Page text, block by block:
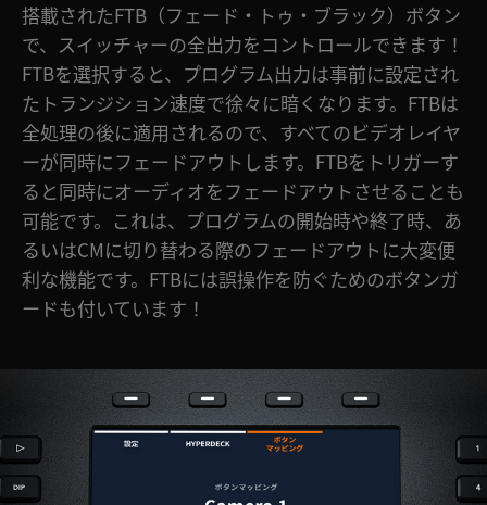
搭載されたFTB（フェード・トゥ・ブラック）ボタン
で、スイッチャーの全出力をコントロールできます！
FTBを選択すると、プログラム出力は事前に設定され
たトランジション速度で徐々に暗くなります。FTBは
全処理の後に適用されるので、すべてのビデオレイヤ
ーが同時にフェードアウトします。FTBをトリガーす
ると同時にオーディオをフェードアウトさせることも
可能です。これは、プログラムの開始時や終了時、あ
るいはCMに切り替わる際のフェードアウトに大変便
利な機能です。FTBには誤操作を防ぐためのボタンガ
ードも付いています！